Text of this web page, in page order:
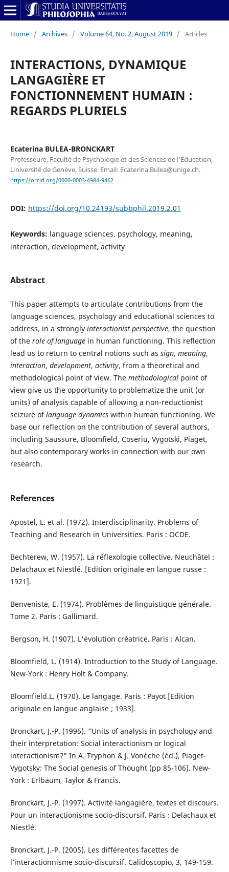
Home / Archives / Volume 64, No. 2, August 2019 / Articles
INTERACTIONS, DYNAMIQUE
LANGAGIÈRE ET
FONCTIONNEMENT HUMAIN :
REGARDS PLURIELS
Ecaterina BULEA-BRONCKART
Professeure, Faculté de Psychologie et des Sciences de l’Education,
Université de Genève, Suisse. Email: Ecaterina.Bulea@unige.ch.
https://orcid.org/0000-0003-4984-9462
DOI: https://doi.org/10.24193/subbphil.2019.2.01
Keywords: language sciences, psychology, meaning,
interaction, development, activity
Abstract
This paper attempts to articulate contributions from the
language sciences, psychology and educational sciences to
address, in a strongly interactionist perspective, the question
of the role of languagein human functioning. This reflection
lead us to return to central notions such as sign, meaning,
interaction, development, activity, from a theoretical and
methodological point of view. The methodologicalpoint of
view give us the opportunity to problematize the unit (or
units) of analysis capable of allowing a non-reductionist
seizure oflanguage dynamicswithin human functioning. We
base our reflection on the contribution of several authors,
including Saussure, Bloomfield, Coseriu, Vygotski, Piaget,
but also contemporary works in connection with our own
research.
References
Apostel, L. et al. (1972). Interdisciplinarity. Problems of
Teaching and Research in Universities. Paris : OCDE.
Bechterew, W. (1957). La réflexologie collective. Neuchâtel :
Delachaux et Niestlé. [Edition originale en langue russe :
1921].
Benveniste, E. (1974). Problèmes de linguistique générale.
Tome 2. Paris : Gallimard.
Bergson, H. (1907). L'évolution créatrice. Paris : Alcan.
Bloomfield, L. (1914). Introduction to the Study of Language.
New-York : Henry Holt & Company.
Bloomfield.L. (1970). Le langage. Paris : Payot [Edition
originale en langue anglaise ; 1933].
Bronckart, J.-P. (1996). “Units of analysis in psychology and
their interpretation: Social interactionism or logical
interactionism?” In A. Tryphon & J. Vonèche (éd.), Piaget-
Vygotsky: The Social genesis of Thought (pp 85-106). New-
York : Erlbaum, Taylor & Francis.
Bronckart, J.-P. (1997). Activité langagière, textes et discours.
Pour un interactionisme socio-discursif. Paris : Delachaux et
Niestlé.
Bronckart, J.-P. (2005). Les différentes facettes de
l’interactionnisme socio-discursif. Calidoscopio, 3, 149-159.